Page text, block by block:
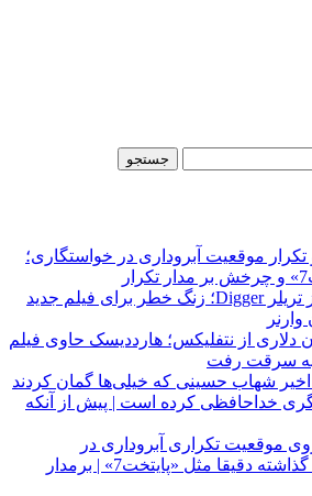
موقعیت آبروداری در خواستگاری؛
استقبال کم‌رمق از تریلر Digger؛ زنگ خطر برای فیلم جدید
میلیون دلاری از نتفلیکس؛ هارددیسک حاوی فیلم
به سرقت رفت
شهاب حسینی که خیلی‌ها گمان کردند
خداحافظی کرده است | پیش از آنکه
موقعیت تکراری آبروداری در
خواستگاری دست گذاشته دقیقا مثل «پایتخت7» | برمدار